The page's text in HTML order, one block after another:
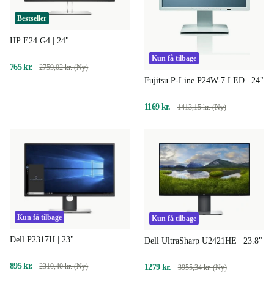
Bestseller
HP E24 G4 | 24"
765 kr. 2759,02 kr. (Ny)
Kun få tilbage
Fujitsu P-Line P24W-7 LED | 24"
1169 kr. 1413,15 kr. (Ny)
Kun få tilbage
Dell P2317H | 23"
895 kr. 2310,40 kr. (Ny)
Kun få tilbage
Dell UltraSharp U2421HE | 23.8"
1279 kr. 3955,34 kr. (Ny)